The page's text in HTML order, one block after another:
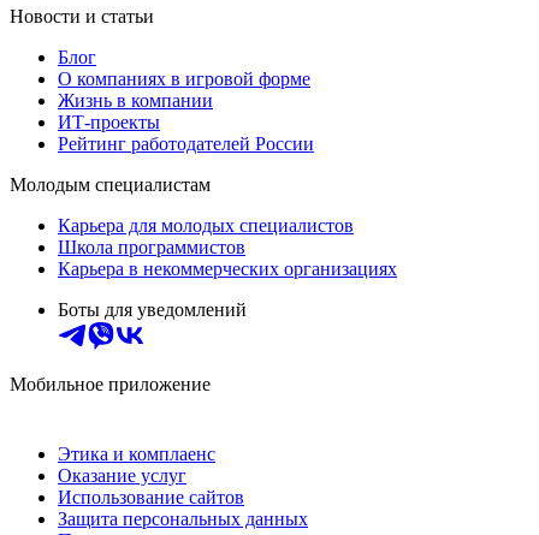
Новости и статьи
Блог
О компаниях в игровой форме
Жизнь в компании
ИТ-проекты
Рейтинг работодателей России
Молодым специалистам
Карьера для молодых специалистов
Школа программистов
Карьера в некоммерческих организациях
Боты для уведомлений
Мобильное приложение
Этика и комплаенс
Оказание услуг
Использование сайтов
Защита персональных данных